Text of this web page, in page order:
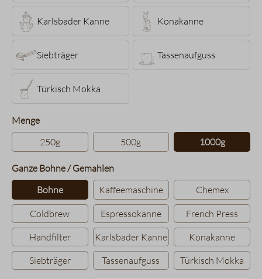
Karlsbader Kanne Konakanne
Siebträger Tassenaufguss
Türkisch Mokka
Mengeauswählen
250g
500g 1000g
Ganze Bohne / Gemahlenauswählen
Bohne
Kaffeemaschine Chemex
Coldbrew Espressokanne
French Press
Handfilter
Karlsbader Kanne
Konakanne
Siebträger
Tassenaufguss Türkisch Mokka